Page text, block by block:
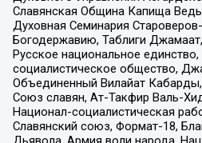
Славянская Община Капища
Духовная Семинария
Богодержавию, Таблиги
Русское национальное
социалистическое общество,
Объединенный Вилайат
Союз славян, Ат-Такфир Валь-
Национал-социалистическая
Славянский союз, Формат-18,